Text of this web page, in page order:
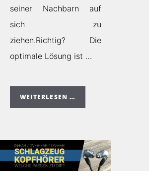
seiner Nachbarn auf
sich zu
ziehen.Richtig? Die
optimale Lösung ist …
WEITERLESEN …